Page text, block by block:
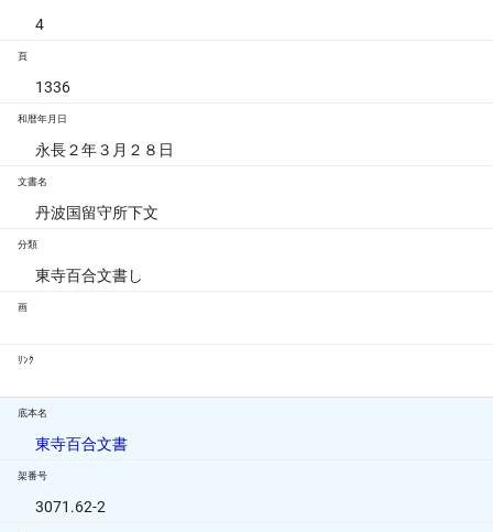
4
頁
1336
和暦年月日
永長２年３月２８日
文書名
丹波国留守所下文
分類
東寺百合文書し
画
ﾘﾝｸ
底本名
東寺百合文書
架番号
3071.62-2